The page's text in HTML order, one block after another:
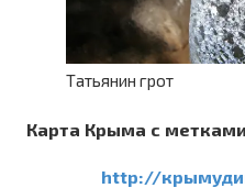
Татьянин грот
Карта Крыма с
http://